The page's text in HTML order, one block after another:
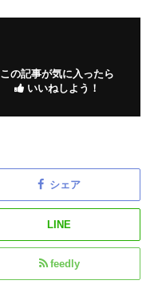
この記事が気に入ったら
いいねしよう！
シェア
LINE
feedly